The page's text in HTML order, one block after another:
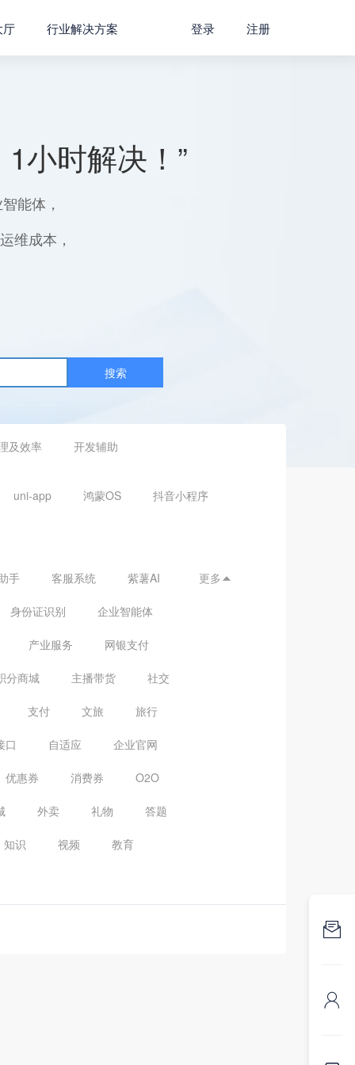
厅 行业解决方案 登录 注册
小时解决！”
能体，
维成本，
搜索
及效率 开发辅助
uni-app 鸿蒙OS 抖音小程序
手 客服系统 紫薯AI
身份证识别 企业智能体
产业服务 网银支付
分商城 主播带货 社交
支付 文旅 旅行
口 自适应 企业官网
优惠券 消费券 O2O
外卖 礼物 答题
知识 视频 教育
更多 

